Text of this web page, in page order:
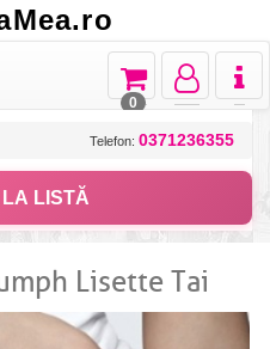
Toggle
Toggle
navigation
Toggle
navigation
0
Telefon: 0371236355
LA LISTĂ
Lisette Tai